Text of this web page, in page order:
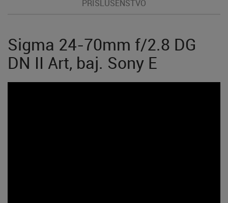
PRÍSLUŠENSTVO
Sigma 24-70mm f/2.8 DG
DN II Art, baj. Sony E